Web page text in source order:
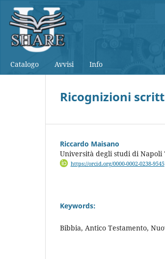
Catalogo Avvisi Info
Ricognizioni
Riccardo Maisano
Università degli studi di Napoli
https://orcid.org/0000-0002-0238-9545
Keywords:
Bibbia, Antico Testamento,